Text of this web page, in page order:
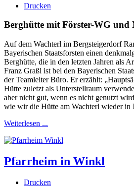
Drucken
Berghütte mit Förster-WG
Auf dem Wachterl im Bergsteigerdorf
Bayerischen Staatsforsten einen
Berghütte, die in den letzten Jahren als
Franz Graßl ist bei den Bayerischen
der Teamleiter Büro. Er erzählt:
Hütte zuletzt als Unterstellraum
aber nicht gut, wenn es nicht genutzt
wie wir die Hütte am Wachterl wieder in
Weiterlesen ...
Pfarrheim in Winkl
Drucken